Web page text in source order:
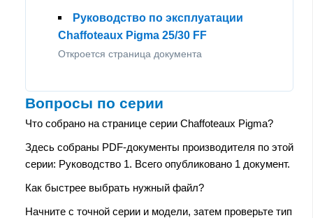
Руководство по эксплуатации
Chaffoteaux Pigma 25/30 FF
Откроется страница документа
Вопросы по серии
Что собрано на странице серии Chaffoteaux Pigma?
Здесь собраны PDF-документы производителя по этой
серии: Руководство 1. Всего опубликовано 1 документ.
Как быстрее выбрать нужный файл?
Начните с точной серии и модели, затем проверьте тип